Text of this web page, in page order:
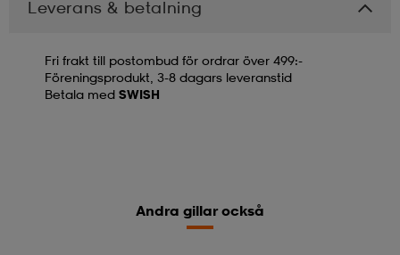
Leverans & betalning
Fri frakt till postombud för ordrar över 499:-
Föreningsprodukt, 3-8 dagars leveranstid
Betala med SWISH
Andra gillar också